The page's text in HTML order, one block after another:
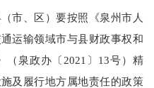
、区）要按照《泉州市人
运输领域市与县财政事权和
（泉政办〔 2021〕13号）精
及履行地方属地责任的政策